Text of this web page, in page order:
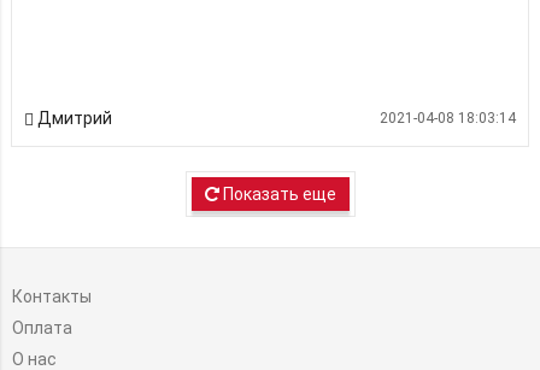
Дмитрий 2021-04-08 18:03:14
Показать еще
Контакты
Оплата
О нас